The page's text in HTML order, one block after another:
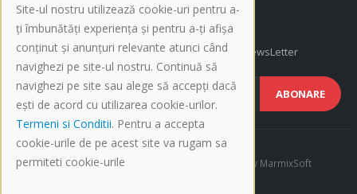
Site-ul nostru utilizează cookie-uri pentru a-
ți îmbunătăți experiența și pentru a-ți afișa
conținut și anunțuri relevante atunci când
navighezi pe site-ul nostru. Continuă să
navighezi pe site sau alege să accepți dacă
ești de acord cu utilizarea cookie-urilor.
Termeni si Conditii. Pentru a accepta
cookie-urile de pe acest site va rugam sa
permiteti cookie-urile
Inscriere NewsLetter
Afla cele mai noi oferte si promotii, Inscrie-te la NewsLetter
ABONARE
©Copyright 2015-present i-Fashion.ro. Developed by MarmixSoft